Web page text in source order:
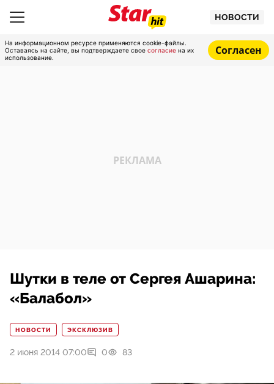
НОВОСТИ
На информационном ресурсе применяются cookie-файлы.
Оставаясь на сайте, вы подтверждаете свое согласие на их
использование.
Согласен
Шутки в теле от Сергея Ашарина:
«Балабол»
НОВОСТИ ЭКСКЛЮЗИВ
2 июня 2014 07:00 0 83